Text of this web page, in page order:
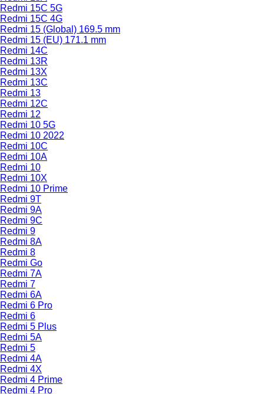
Redmi 15C 5G
Redmi 15C 4G
Redmi 15 (Global) 169.5 mm
Redmi 15 (EU) 171.1 mm
Redmi 14C
Redmi 13R
Redmi 13X
Redmi 13C
Redmi 13
Redmi 12C
Redmi 12
Redmi 10 5G
Redmi 10 2022
Redmi 10C
Redmi 10A
Redmi 10
Redmi 10X
Redmi 10 Prime
Redmi 9T
Redmi 9A
Redmi 9C
Redmi 9
Redmi 8A
Redmi 8
Redmi Go
Redmi 7A
Redmi 7
Redmi 6A
Redmi 6 Pro
Redmi 6
Redmi 5 Plus
Redmi 5A
Redmi 5
Redmi 4A
Redmi 4X
Redmi 4 Prime
Redmi 4 Pro